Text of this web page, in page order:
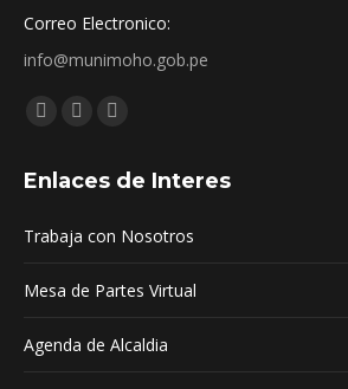
Correo Electronico:
info@munimoho.gob.pe
Encuéntranos en:
Facebook
opens
new
YouTube
opens
new
Mail
opens
new
Enlaces de Interes
Trabaja con Nosotros
Mesa de Partes Virtual
Agenda de Alcaldia